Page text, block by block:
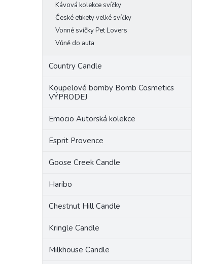
Kávová kolekce svíčky
České etikety velké svíčky
Vonné svíčky Pet Lovers
Vůně do auta
Country Candle
Koupelové bomby Bomb Cosmetics
VÝPRODEJ
Emocio Autorská kolekce
Esprit Provence
Goose Creek Candle
Haribo
Chestnut Hill Candle
Kringle Candle
Milkhouse Candle